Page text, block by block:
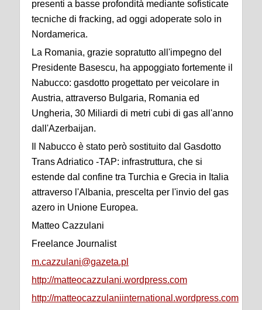
presenti a basse profondità mediante sofisticate
tecniche di fracking, ad oggi adoperate solo in
Nordamerica.
La Romania, grazie sopratutto all'impegno del
Presidente Basescu, ha appoggiato fortemente il
Nabucco: gasdotto progettato per veicolare in
Austria, attraverso Bulgaria, Romania ed
Ungheria, 30 Miliardi di metri cubi di gas all'anno
dall'Azerbaijan.
Il Nabucco è stato però sostituito dal Gasdotto
Trans Adriatico -TAP: infrastruttura, che si
estende dal confine tra Turchia e Grecia in Italia
attraverso l'Albania, prescelta per l'invio del gas
azero in Unione Europea.
Matteo Cazzulani
Freelance Journalist
m.cazzulani@gazeta.pl
http://matteocazzulani.wordpress.com
http://matteocazzulaniinternational.wordpress.com